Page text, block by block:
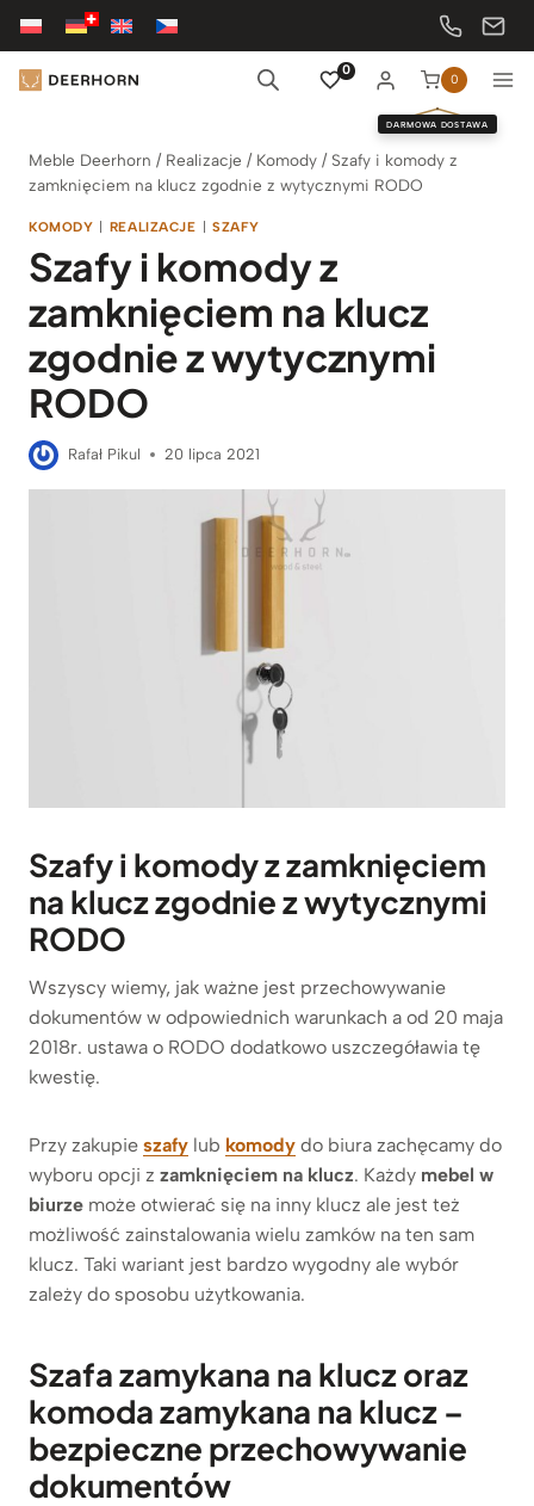
Przejdź
treści
0
0
DARMOWA DOSTAWA
Meble Deerhorn / Realizacje / Komody / Szafy i komody z
zamknięciem na klucz zgodnie z wytycznymi RODO
KOMODY | REALIZACJE | SZAFY
Szafy i komody z
zamknięciem na klucz
zgodnie z wytycznymi
RODO
Rafał Pikul 20 lipca 2021
Szafy i komody z zamknięciem
na klucz zgodnie z wytycznymi
RODO
Wszyscy wiemy, jak ważne jest przechowywanie
dokumentów w odpowiednich warunkach a od 20 maja
2018r. ustawa o RODO dodatkowo uszczegóławia tę
kwestię.
Przy zakupie szafy lub komody do biura zachęcamy do
wyboru opcji z zamknięciem na klucz. Każdy mebel w
biurze może otwierać się na inny klucz ale jest też
możliwość zainstalowania wielu zamków na ten sam
klucz. Taki wariant jest bardzo wygodny ale wybór
zależy do sposobu użytkowania.
Szafa zamykana na kluczoraz
komoda zamykana na klucz –
bezpieczne przechowywanie
dokumentów